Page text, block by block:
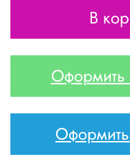
В
Оформить